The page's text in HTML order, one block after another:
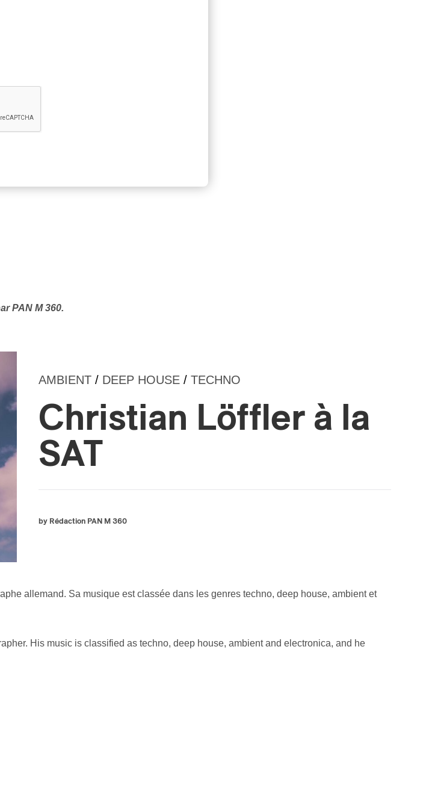
break and bass.
PAN M 360.
AMBIENT / DEEP HOUSE / TECHNO
Christian Löffler à la
SAT
by Rédaction PAN M 360
allemand. Sa musique est classée dans les genres techno, deep house, ambient et
His music is classified as techno, deep house, ambient and electronica, and he